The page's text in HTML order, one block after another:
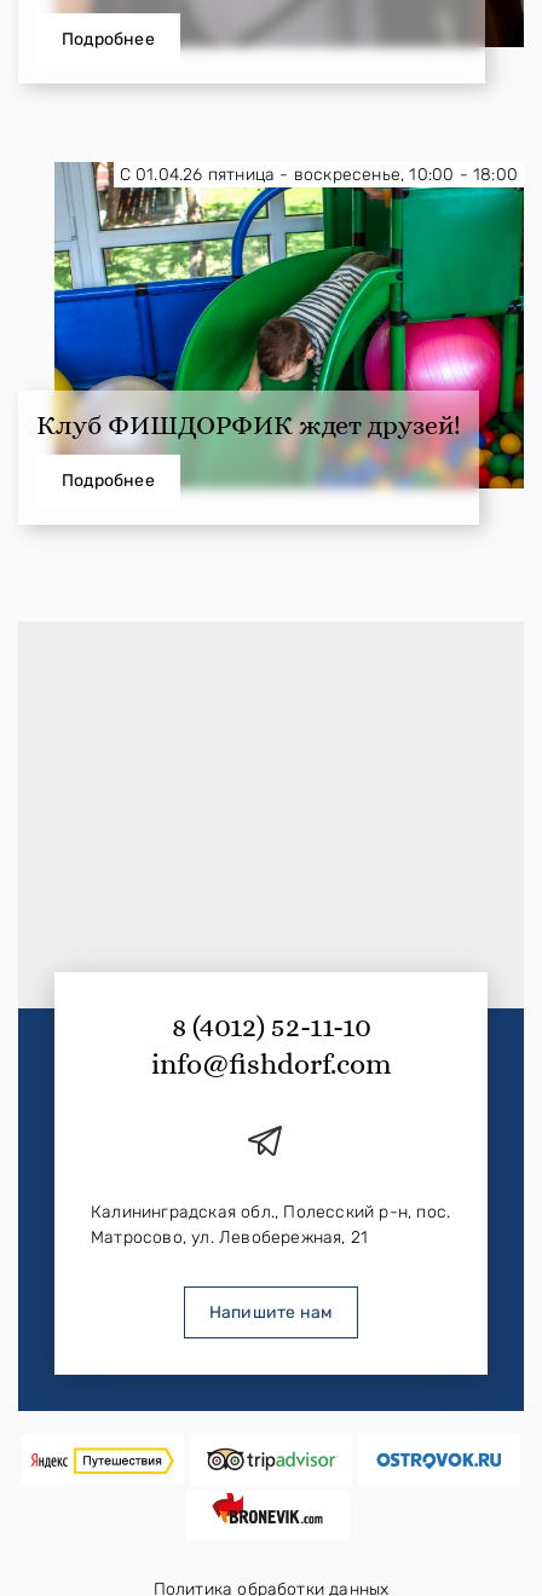
Подробнее
С 01.04.26 пятница - воскресенье, 10:00 - 18:00
Клуб ФИШДОРФИК ждет друзей!
Подробнее
8 (4012) 52-11-10
info@fishdorf.com
Калининградская обл., Полесский р-н, пос.
Матросово, ул. Левобережная, 21
Напишите нам
Политика обработки данных